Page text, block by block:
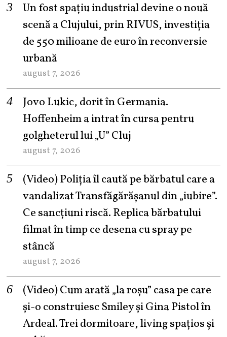
Un fost spațiu industrial devine o nouă
scenă a Clujului, prin RIVUS, investiția
de 550 milioane de euro în reconversie
urbană
august 7, 2026
Jovo Lukic, dorit în Germania.
Hoffenheim a intrat în cursa pentru
golgheterul lui „U” Cluj
august 7, 2026
(Video) Poliția îl caută pe bărbatul care a
vandalizat Transfăgărășanul din „iubire”.
Ce sancțiuni riscă. Replica bărbatului
filmat în timp ce desena cu spray pe
stâncă
august 7, 2026
(Video) Cum arată „la roşu” casa pe care
şi-o construiesc Smiley şi Gina Pistol în
Ardeal. Trei dormitoare, living spațios și